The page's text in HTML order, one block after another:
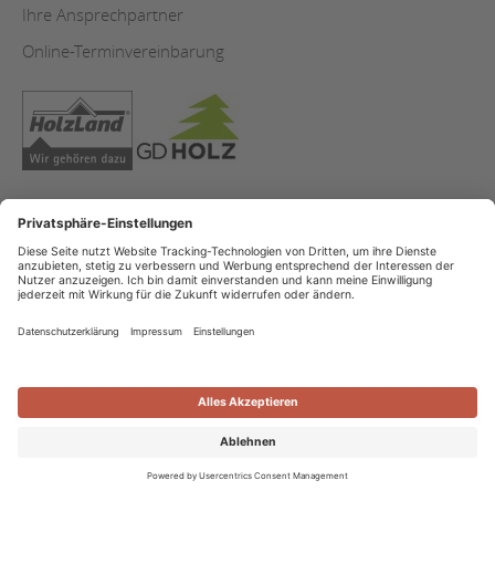
Ihre Ansprechpartner
Online-Terminvereinbarung
Datenschutz
Impressum
Streitschlichtung